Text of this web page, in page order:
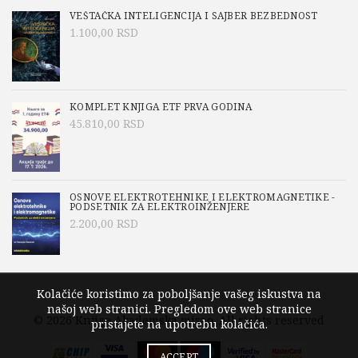
VEŠTAČKA INTELIGENCIJA I SAJBER BEZBEDNOST
1.100,00 RSD
KOMPLET KNJIGA ETF PRVA GODINA
45.810,00 RSD
OSNOVE ELEKTROTEHNIKE I ELEKTROMAGNETIKE -
PODSETNIK ZA ELEKTROINŽENJERE
2.200,00 RSD
© 2026 Knjige Akademska misao. All rights reserved
Kolačiće koristimo za poboljšanje vašeg iskustva na
našoj web stranici. Pregledom ove web stranice
pristajete na upotrebu kolačića.